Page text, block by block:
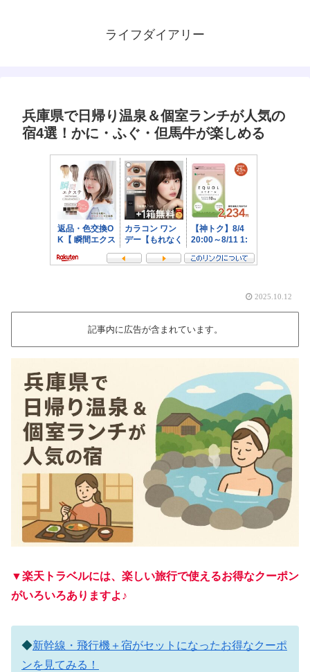
ライフダイアリー
兵庫県で日帰り温泉＆個室ランチが人気の
宿4選！かに・ふぐ・但馬牛が楽しめる
2025.10.12
記事内に広告が含まれています。
▼楽天トラベルには、楽しい旅行で使えるお得なクーポン
がいろいろありますよ♪
◆新幹線・飛行機＋宿がセットになったお得なクーポ
ンを見てみる！